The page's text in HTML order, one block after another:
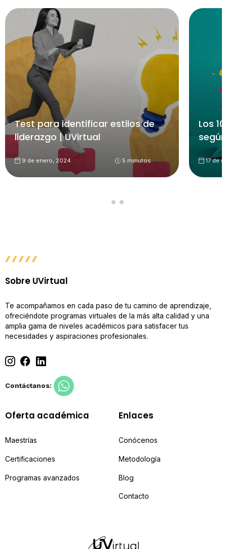
Test para identificar estilos de
liderazgo | UVirtual
9 de enero, 2024 5 minutos
Los
17 de
Sobre UVirtual
Te acompañamos en cada paso de tu camino de aprendizaje,
ofreciéndote programas virtuales de la más alta calidad y una
amplia gama de niveles académicos para satisfacer tus
necesidades y aspiraciones profesionales.
Contáctanos:
Oferta académica
Maestrías
Certificaciones
Programas avanzados
Enlaces
Conócenos
Metodología
Blog
Contacto